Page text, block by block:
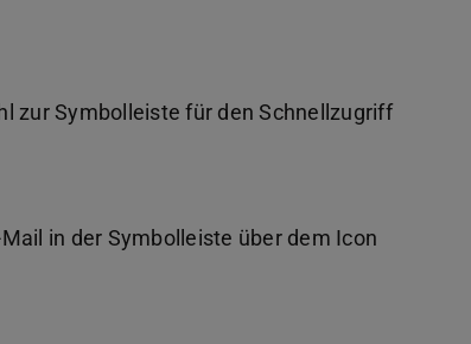
zur Symbolleiste für den Schnellzugriff
in der Symbolleiste über dem Icon